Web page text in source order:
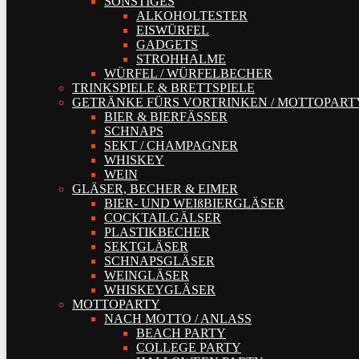
ALKOHOLTESTER
EISWÜRFEL
GADGETS
STROHHALME
WÜRFEL / WÜRFELBECHER
TRINKSPIELE & BRETTSPIELE
GETRÄNKE FÜRS VORTRINKEN /
BIER & BIERFÄSSER
SCHNAPS
SEKT / CHAMPAGNER
WHISKEY
WEIN
GLÄSER, BECHER & EIMER
BIER- UND WEIßBIERGLÄSER
COCKTAILGÄLSER
PLASTIKBECHER
SEKTGLÄSER
SCHNAPSGLÄSER
WEINGLÄSER
WHISKEYGLÄSER
MOTTOPARTY
NACH MOTTO / ANLASS
BEACH PARTY
COLLEGE PARTY